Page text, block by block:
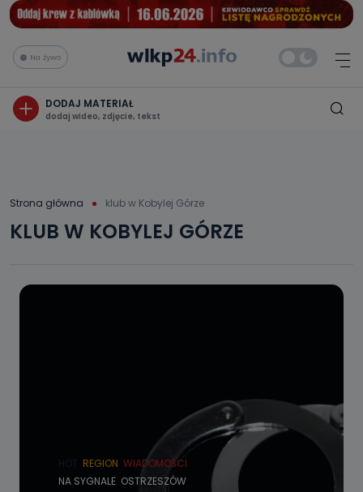
Na żywo
DODAJ MATERIAŁ
dodaj wideo, zdjęcie, tekst
Strona główna klub w Kobylej Górze
KLUB W KOBYLEJ GÓRZE
HOT REGION WIADOMOŚCI
NA SYGNALE OSTRZESZÓW